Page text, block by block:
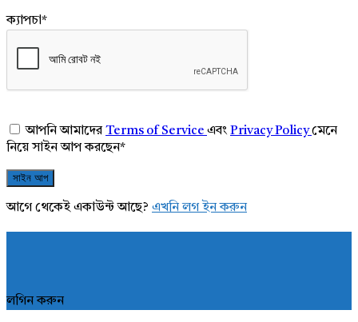
ক্যাপচা*
আপনি আমাদেরTerms of Service এবং Privacy Policyমেনে
নিয়ে সাইন আপ করছেন*
আগে থেকেই একাউন্ট আছে? এখনি লগ ইন করুন
লগিন করুন